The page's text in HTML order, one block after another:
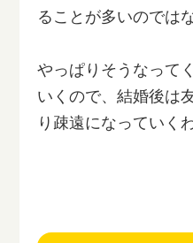
ることが多いのでは
やっぱりそうなって
いくので、結婚後は
り疎遠になっていく